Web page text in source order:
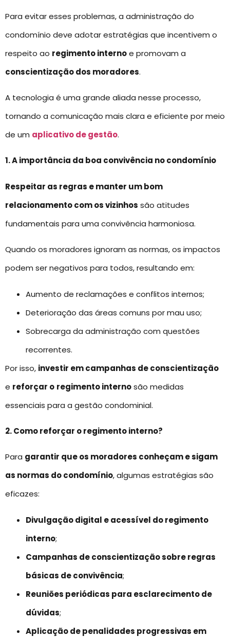
Para evitar esses problemas, a administração do
condomínio deve adotar estratégias que incentivem o
respeito ao regimento internoe promovam a
conscientização dos moradores.
A tecnologia é uma grande aliada nesse processo,
tornando a comunicação mais clara e eficiente por meio
de um aplicativo de gestão.
1. A importância da boa convivência no condomínio
Respeitar as regras e manter um bom
relacionamento com os vizinhos são atitudes
fundamentais para uma convivência harmoniosa.
Quando os moradores ignoram as normas, os impactos
podem ser negativos para todos, resultando em:
Aumento de reclamações e conflitos internos;
Deterioração das áreas comuns por mau uso;
Sobrecarga da administração com questões
recorrentes.
Por isso, investir em campanhas de conscientização
e reforçar o regimento internosão medidas
essenciais para a gestão condominial.
2. Como reforçar o regimento interno?
Para garantir que os moradores conheçam e sigam
as normas do condomínio, algumas estratégias são
eficazes:
Divulgação digital e acessível do regimento
interno;
Campanhas de conscientização sobre regras
básicas de convivência;
Reuniões periódicas para esclarecimento de
dúvidas;
Aplicação de penalidades progressivas em